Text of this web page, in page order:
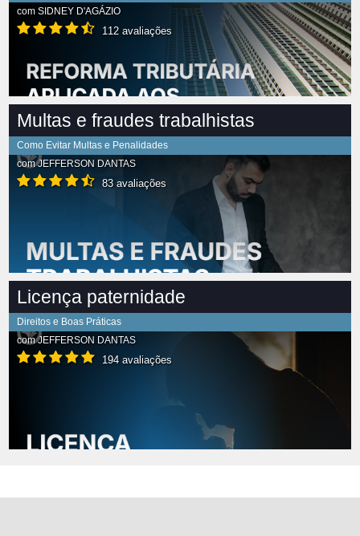
com SIDNEY D'AGÁZIO
112 avaliações
Multas e fraudes trabalhistas
Como Evitar Multas e Penalidades
comJEFFERSON DANTAS
83 avaliações
Licença paternidade
Direitos e Boas Práticas
comJEFFERSON DANTAS
194 avaliações